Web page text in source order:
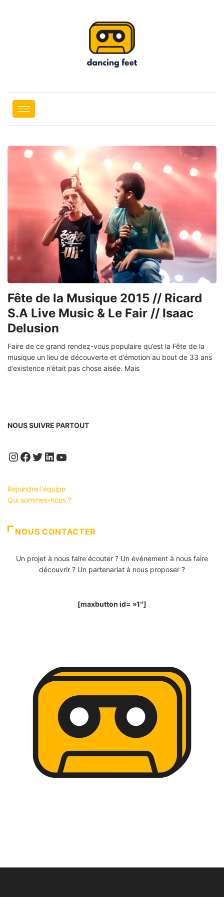
Fête de la Musique 2015 // Ricard
S.A Live Music & Le Fair // Isaac
Delusion
Faire de ce grand rendez-vous populaire qu’est la Fête de la
musique un lieu de découverte et d’émotion au bout de 33 ans
d’existence n’était pas chose aisée. Mais
NOUS SUIVRE PARTOUT
Instagram
Facebook
Twitter
LinkedIn
YouTube
Rejoindre l'équipe
Qui sommes-nous ?
NOUS CONTACTER
Un projet à nous faire écouter ? Un événement à nous faire
découvrir ? Un partenariat à nous proposer ?
[maxbutton id= »1″]